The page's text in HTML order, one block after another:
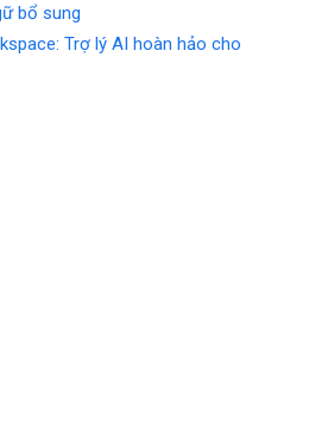
bổ sung
Trợ lý AI hoàn hảo cho